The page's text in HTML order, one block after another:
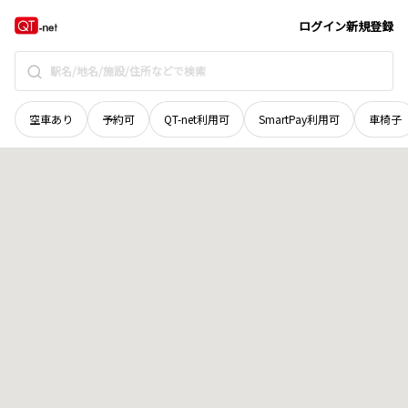
ログイン新規登録
空車あり 予約可 QT-net利用可 SmartPay利用可 車椅子
北海道